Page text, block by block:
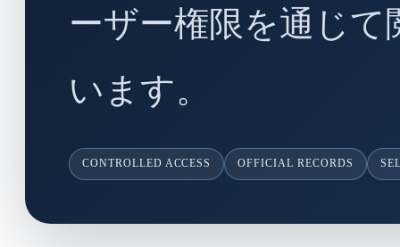
ーザー権限を通じ
います。
CONTROLLED ACCESS OFFICIAL RECORDS